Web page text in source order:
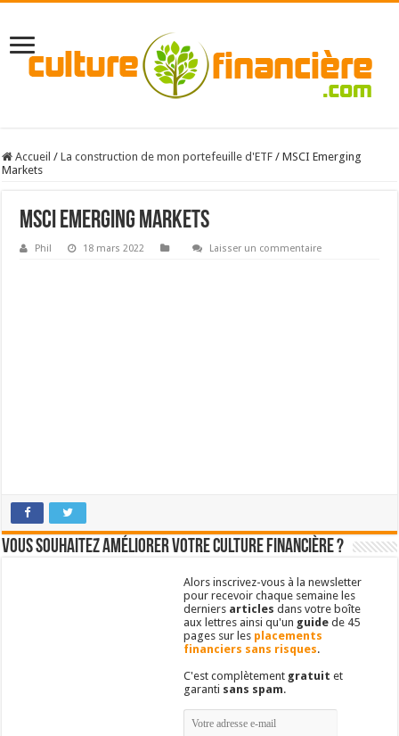
Accueil / La construction de mon portefeuille d'ETF / MSCI Emerging
Markets
MSCI Emerging Markets
Phil 18 mars 2022 Laisser un commentaire
Vous souhaitez améliorer votre culture financière ?
Alors inscrivez-vous à la newsletter
pour recevoir chaque semaine les
derniers articles dans votre boîte
aux lettres ainsi qu'un guide de 45
pages sur les placements
financiers sans risques.
C'est complètement gratuit et
garanti sans spam.